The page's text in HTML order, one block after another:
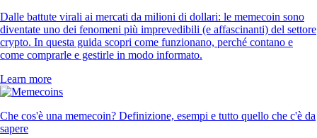
Dalle battute virali ai mercati da milioni di dollari: le memecoin sono
diventate uno dei fenomeni più imprevedibili (e affascinanti) del settore
crypto. In questa guida scopri come funzionano, perché contano e
come comprarle e gestirle in modo informato.
Learn more
Che cos'è una memecoin? Definizione, esempi e tutto quello che c'è da
sapere